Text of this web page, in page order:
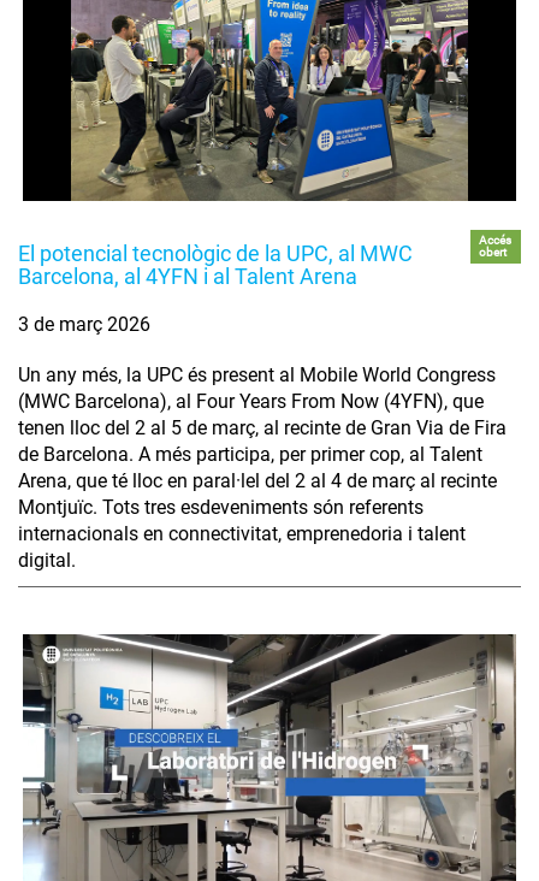
El potencial tecnològic de la UPC, al MWC
Barcelona, al 4YFN i al Talent Arena
Accés
obert
3 de març 2026
Un any més, la UPC és present al Mobile World Congress
(MWC Barcelona), al Four Years From Now (4YFN), que
tenen lloc del 2 al 5 de març, al recinte de Gran Via de Fira
de Barcelona. A més participa, per primer cop, al Talent
Arena, que té lloc en paral·lel del 2 al 4 de març al recinte
Montjuïc. Tots tres esdeveniments són referents
internacionals en connectivitat, emprenedoria i talent
digital.